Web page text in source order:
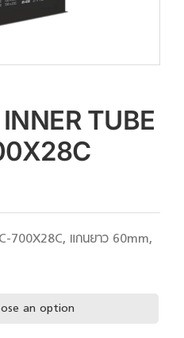
TUBE
700X28C, แกนยาว 60mm,